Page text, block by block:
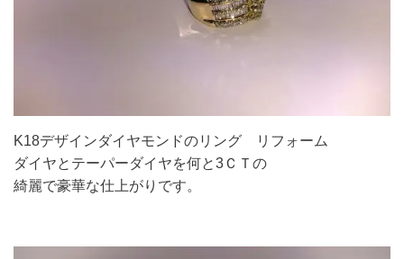
K18デザインダイヤモンドのリング リフォーム
ダイヤとテーパーダイヤを何と3ＣＴの
綺麗で豪華な仕上がりです。